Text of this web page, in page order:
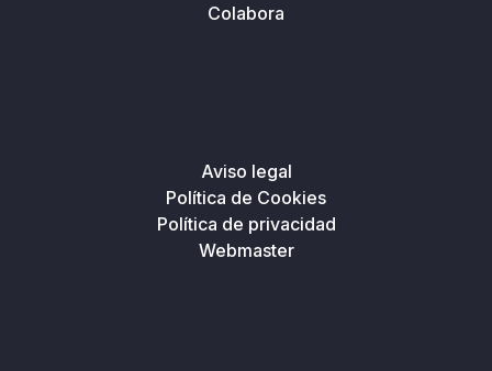
Colabora
Aviso legal
Política de Cookies
Política de privacidad
Webmaster